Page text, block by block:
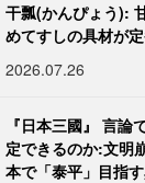
干瓢(かんぴょう):
めてすしの具材が
2026.07.26
『日本三國』 言論
定できるのか:文明
本で「泰平」目指